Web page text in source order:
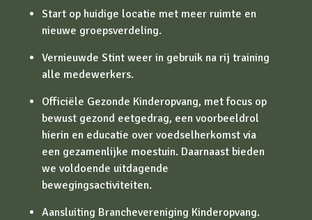
Start op huidige locatie met meer ruimte en
nieuwe groepsverdeling.
Vernieuwde Stint weer in gebruik na rij training
alle medewerkers.
Officiële Gezonde Kinderopvang, met focus op
bewust gezond eetgedrag, een voorbeeldrol
hierin en educatie over voedselherkomst via
een gezamenlijke moestuin. Daarnaast bieden
we voldoende uitdagende
bewegingsactiviteiten.
Aansluiting Branchevereniging Kinderopvang.